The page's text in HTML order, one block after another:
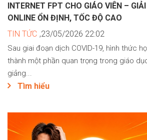
INTERNET FPT CHO GIÁO VIÊN –
ONLINE ỔN ĐỊNH, TỐC ĐỘ CAO
TIN TỨC ,23/05/2026 22:02
Sau giai đoạn dịch COVID-19, hình thức
thành một phần quan trọng trong giáo
giảng...
Tìm hiểu